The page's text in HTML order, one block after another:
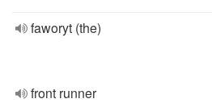
faworyt (the)
front runner